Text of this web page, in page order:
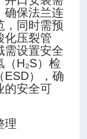
确保法兰连
，同时需预
化压裂管
需设置安全
H₂S）检
ESD），确
的安全可
理